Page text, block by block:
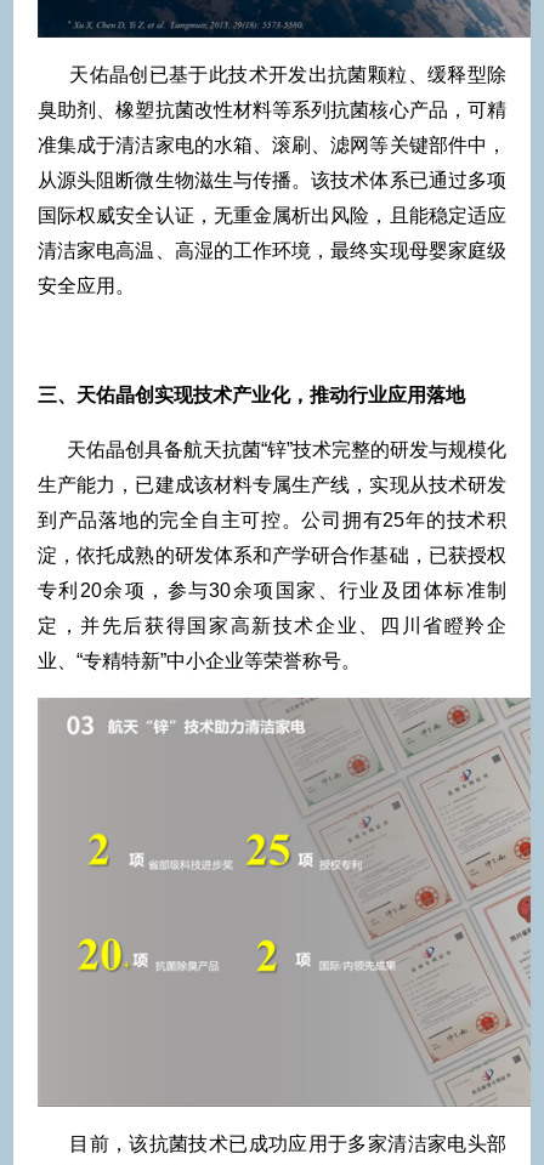
天佑晶创已基于此技术开发出抗菌颗粒、缓释型除
臭助剂、橡塑抗菌改性材料等系列抗菌核心产品，可精
准集成于清洁家电的水箱、滚刷、滤网等关键部件中，
从源头阻断微生物滋生与传播。该技术体系已通过多项
国际权威安全认证，无重金属析出风险，且能稳定适应
清洁家电高温、高湿的工作环境，最终实现母婴家庭级
安全应用。
三、天佑晶创实现技术产业化，推动行业应用落地
天佑晶创具备航天抗菌“锌”技术完整的研发与规模化
生产能力，已建成该材料专属生产线，实现从技术研发
到产品落地的完全自主可控。公司拥有25年的技术积
淀，依托成熟的研发体系和产学研合作基础，已获授权
专利20余项，参与30余项国家、行业及团体标准制
定，并先后获得国家高新技术企业、四川省瞪羚企
业、“专精特新”中小企业等荣誉称号。
目前，该抗菌技术已成功应用于多家清洁家电头部